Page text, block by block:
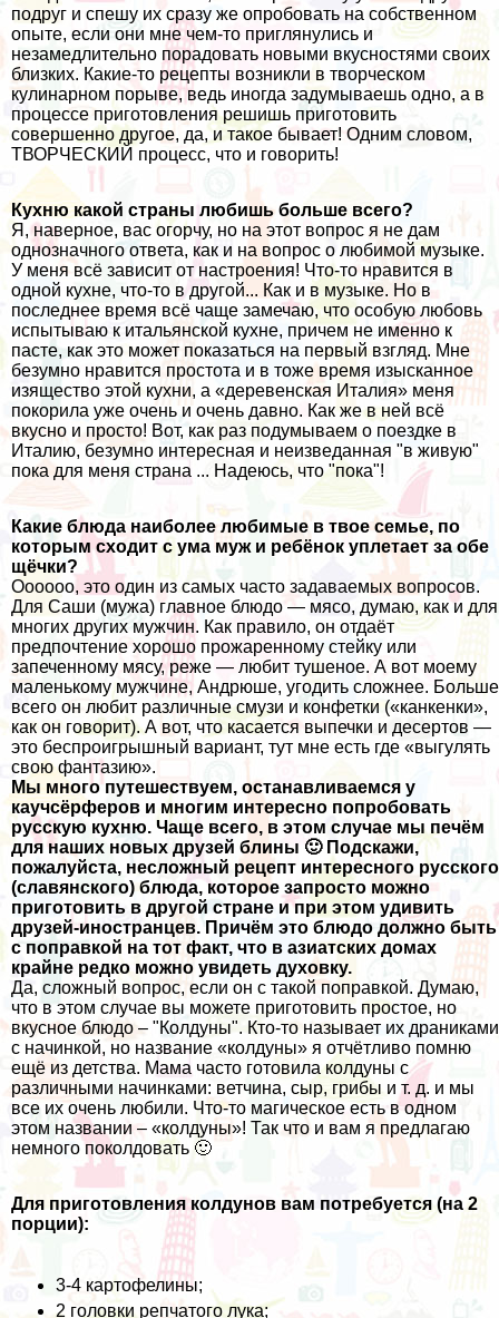
подруг и спешу их сразу же опробовать на собственном
опыте, если они мне чем-то приглянулись и
незамедлительно порадовать новыми вкусностями своих
близких. Какие-то рецепты возникли в творческом
кулинарном порыве, ведь иногда задумываешь одно, а в
процессе приготовления решишь приготовить
совершенно другое, да, и такое бывает! Одним словом,
ТВОРЧЕСКИЙ процесс, что и говорить!
Кухню какой страны любишь больше всего?
Я, наверное, вас огорчу, но на этот вопрос я не дам
однозначного ответа, как и на вопрос о любимой музыке.
У меня всё зависит от настроения! Что-то нравится в
одной кухне, что-то в другой... Как и в музыке. Но в
последнее время всё чаще замечаю, что особую любовь
испытываю к итальянской кухне, причем не именно к
пасте, как это может показаться на первый взгляд. Мне
безумно нравится простота и в тоже время изысканное
изящество этой кухни, а «деревенская Италия» меня
покорила уже очень и очень давно. Как же в ней всё
вкусно и просто! Вот, как раз подумываем о поездке в
Италию, безумно интересная и неизведанная "в живую"
пока для меня страна ... Надеюсь, что "пока"!
Какие блюда наиболее любимые в твое семье, по
которым сходит с ума муж и ребёнок уплетает за обе
щёчки?
Оооооо, это один из самых часто задаваемых вопросов.
Для Саши (мужа) главное блюдо — мясо, думаю, как и для
многих других мужчин. Как правило, он отдаёт
предпочтение хорошо прожаренному стейку или
запеченному мясу, реже — любит тушеное. А вот моему
маленькому мужчине, Андрюше, угодить сложнее. Больше
всего он любит различные смузи и конфетки («канкенки»,
как он говорит). А вот, что касается выпечки и десертов —
это беспроигрышный вариант, тут мне есть где «выгулять
свою фантазию».
Мы много путешествуем, останавливаемся у
каучсёрферов и многим интересно попробовать
русскую кухню. Чаще всего, в этом случае мы печём
для наших новых друзей блины 🙂 Подскажи,
пожалуйста, несложный рецепт интересного русского
(славянского) блюда, которое запросто можно
приготовить в другой стране и при этом удивить
друзей-иностранцев. Причём это блюдо должно быть
с поправкой на тот факт, что в азиатских домах
крайне редко можно увидеть духовку.
Да, сложный вопрос, если он с такой поправкой. Думаю,
что в этом случае вы можете приготовить простое, но
вкусное блюдо – "Колдуны". Кто-то называет их драниками
с начинкой, но название «колдуны» я отчётливо помню
ещё из детства. Мама часто готовила колдуны с
различными начинками: ветчина, сыр, грибы и т. д. и мы
все их очень любили. Что-то магическое есть в одном
этом названии – «колдуны»! Так что и вам я предлагаю
немного поколдовать 🙂
Для приготовления колдунов вам потребуется (на 2
порции):
3-4 картофелины;
2 головки репчатого лука;